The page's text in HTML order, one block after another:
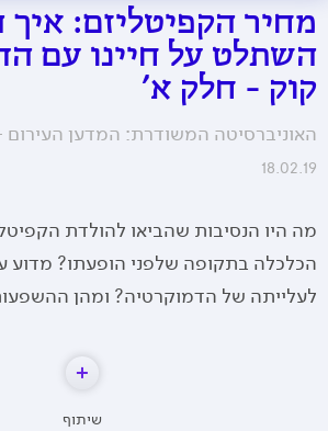
מחיר הקפיטליזם:
השתלט על חיינו עם
קוק - חלק א'
האוניברסיטה המשודרת: המדען העירום -
18.02.19
מה היו הנסיבות שהביאו להולדת
הכלכלה בתקופה שלפני הופעתו? מדוע
לעלייתה של הדמוקרטיה? ומהן
שיתוף